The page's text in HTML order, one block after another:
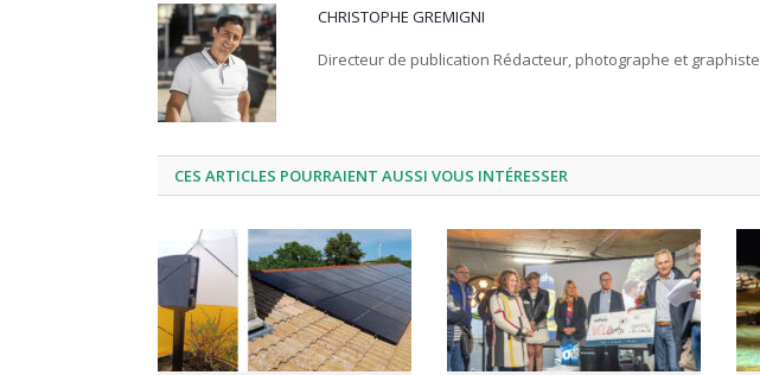
CHRISTOPHE GREMIGNI
Directeur de publication Rédacteur, photographe et graphiste
CES ARTICLES POURRAIENT AUSSI VOUS INTÉRESSER